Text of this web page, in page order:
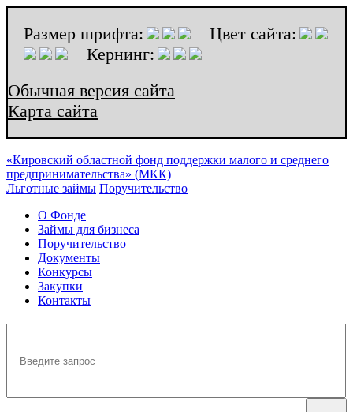
Размер шрифта:
Цвет сайта:
Кернинг:
Обычная версия сайта
Карта сайта
«Кировский областной фонд поддержки малого и среднего
предпринимательства» (МКК)
Льготные займы Поручительство
О Фонде
Займы для бизнеса
Поручительство
Документы
Конкурсы
Закупки
Контакты